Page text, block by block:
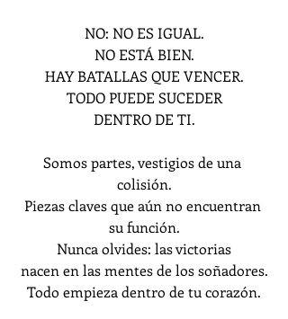
NO: NO ES IGUAL.
NO ESTÁ BIEN.
HAY BATALLAS QUE VENCER.
TODO PUEDE SUCEDER
DENTRO DE TI.
Somos partes, vestigios de una
colisión.
Piezas claves que aún no encuentran
su función.
Nunca olvides: las victorias
nacen en las mentes de los soñadores.
Todo empieza dentro de tu corazón.